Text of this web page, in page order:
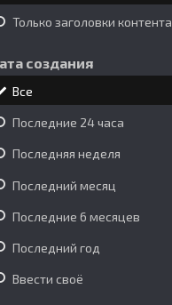
Только заголовки контента
создания
Все
Последние 24 часа
Последняя неделя
Последний месяц
Последние 6 месяцев
Последний год
Ввести своё